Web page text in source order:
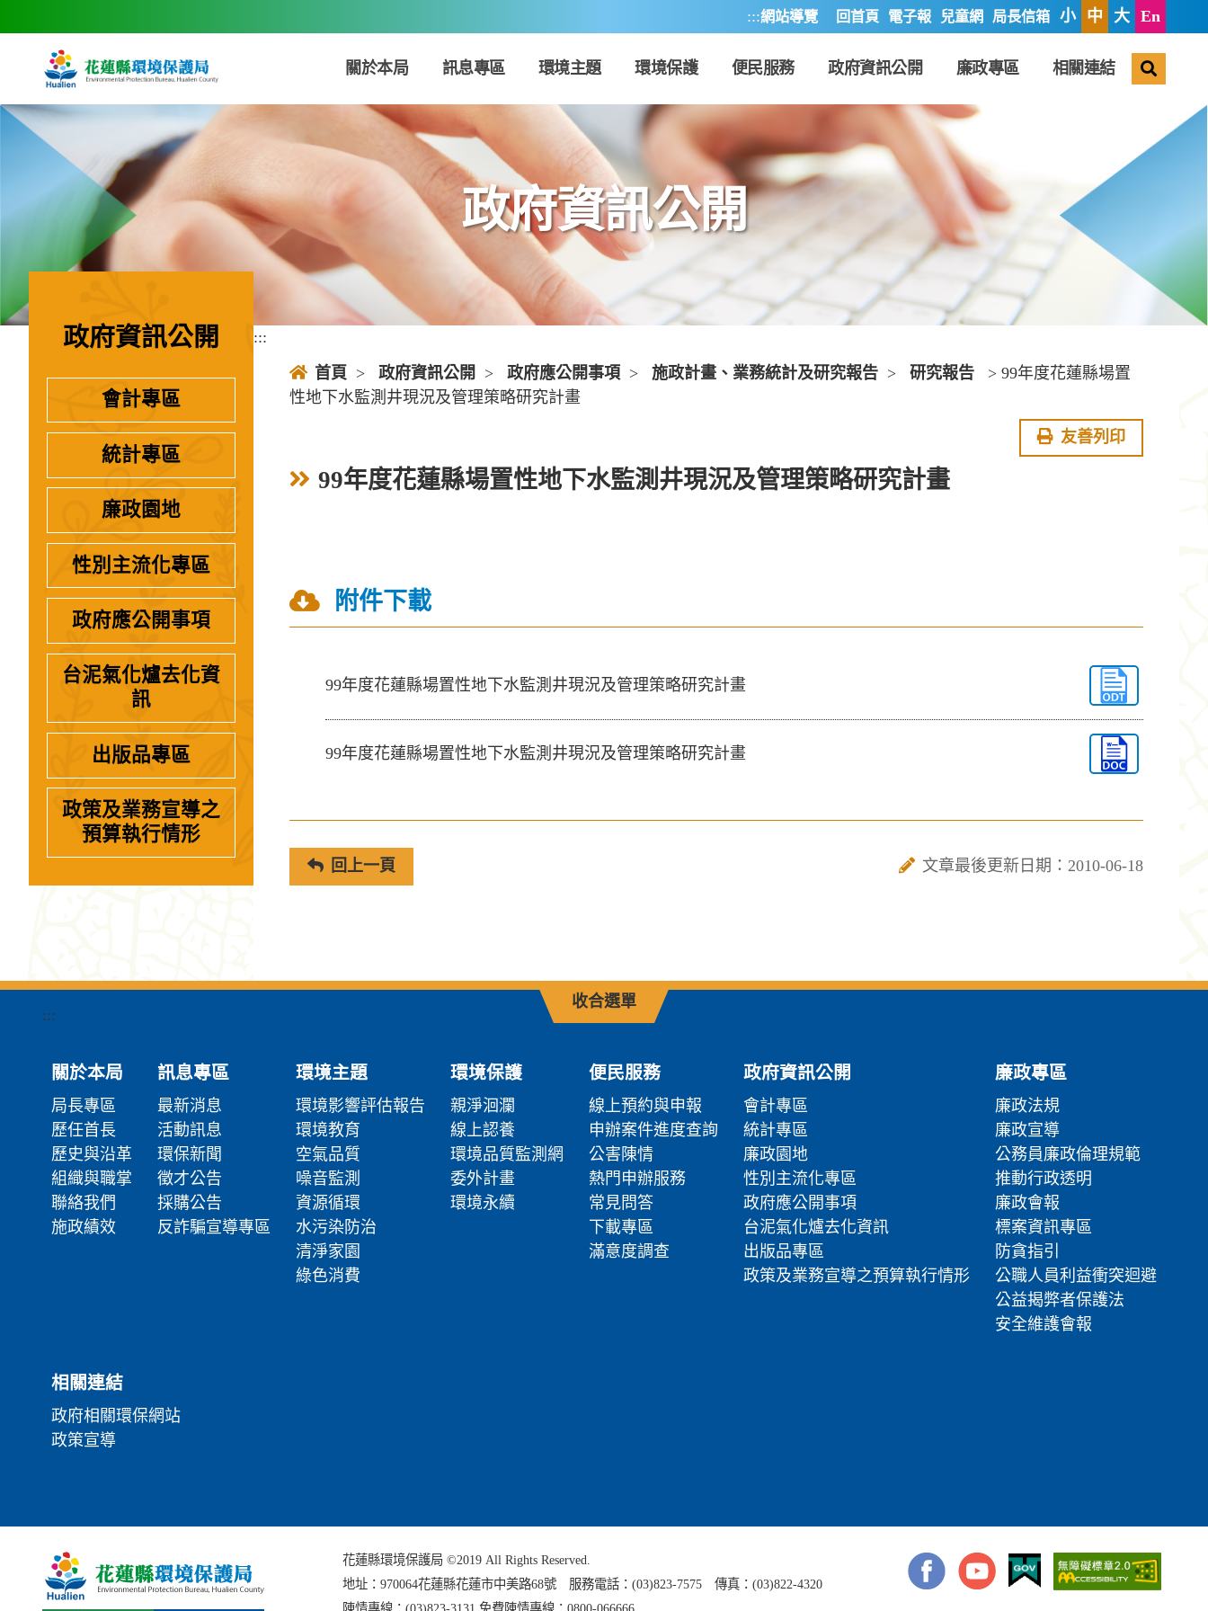
:::網站導覽 回首頁 電子報 兒童網 局長信箱 小 中 大 En
關於本局 訊息專區 環境主題 環境保護 便民服務 政府資訊公開 廉政專區 相關連結
政府資訊公開
政府資訊公開
會計專區
統計專區
廉政園地
性別主流化專區
政府應公開事項
台泥氣化爐去化資
訊
出版品專區
政策及業務宣導之
預算執行情形
:::
首頁 > 政府資訊公開 > 政府應公開事項 > 施政計畫、業務統計及研究報告 > 研究報告
> 99年度花蓮縣場置
性地下水監測井現況及管理策略研究計畫
友善列印
99年度花蓮縣場置性地下水監測井現況及管理策略研究計畫
附件下載
99年度花蓮縣場置性地下水監測井現況及管理策略研究計畫
99年度花蓮縣場置性地下水監測井現況及管理策略研究計畫
回上一頁 文章最後更新日期：2010-06-18
收合選單
:::
關於本局
局長專區
歷任首長
歷史與沿革
組織與職掌
聯絡我們
施政績效
訊息專區
最新消息
活動訊息
環保新聞
徵才公告
採購公告
反詐騙宣導專區
環境主題
環境影響評估報告
環境教育
空氣品質
噪音監測
資源循環
水污染防治
清淨家園
綠色消費
環境保護
親淨洄瀾
線上認養
環境品質監測網
委外計畫
環境永續
便民服務
線上預約與申報
申辦案件進度查詢
公害陳情
熱門申辦服務
常見問答
下載專區
滿意度調查
政府資訊公開
會計專區
統計專區
廉政園地
性別主流化專區
政府應公開事項
台泥氣化爐去化資訊
出版品專區
政策及業務宣導之預算執行情形
廉政專區
廉政法規
廉政宣導
公務員廉政倫理規範
推動行政透明
廉政會報
標案資訊專區
防貪指引
公職人員利益衝突迴避
公益揭弊者保護法
安全維護會報
相關連結
政府相關環保網站
政策宣導
花蓮縣環境保護局 ©2019 All Rights Reserved.
地址： 970064花蓮縣花蓮市中美路68號 服務電話：(03)823-7575 傳真：(03)822-4320
陳情專線：(03)823-3131 免費陳情專線：0800-066666